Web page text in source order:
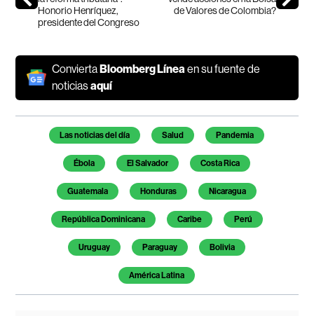
Honorio Henríquez,
presidente del Congreso
de Valores de Colombia?
ConviertaBloomberg Línea en su fuente de
noticiasaquí
Temas de este artículo
Las noticias del día Salud Pandemia
Ébola El Salvador Costa Rica
Guatemala Honduras Nicaragua
República Dominicana Caribe Perú
Uruguay Paraguay Bolivia
América Latina